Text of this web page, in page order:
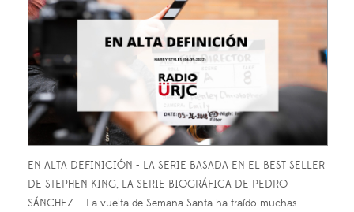
EN ALTA DEFINICIÓN - LA SERIE BASADA EN EL BEST SELLER
DE STEPHEN KING, LA SERIE BIOGRÁFICA DE PEDRO
SÁNCHEZ La vuelta de Semana Santa ha traído muchas